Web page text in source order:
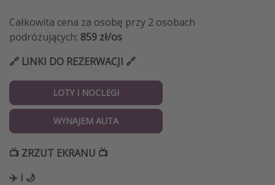
Całkowita cena za osobę przy 2 osobach
podróżujących: 859 zł/os
🔗 LINKI DO REZERWACJI 🔗
LOTY I NOCLEGI
WYNAJEM AUTA
📺 ZRZUT EKRANU 📺
✈️ i 🌙